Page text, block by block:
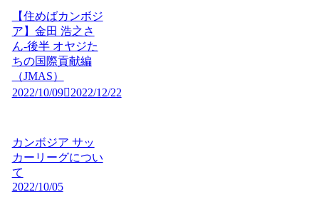
【住めばカンボジ
ア】金田 浩之さ
ん-後半 オヤジた
ちの国際貢献編
（JMAS）
2022/10/09
2022/12/22
カンボジア サッ
カーリーグについ
て
2022/10/05